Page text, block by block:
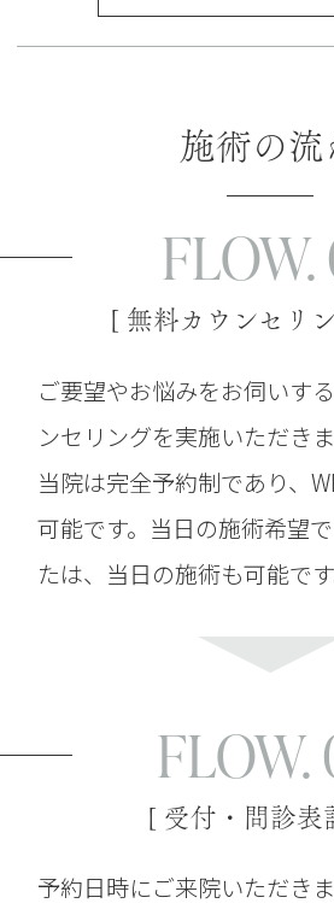
施術の流
FLOW.
[ 無料カウンセリ
ご要望やお悩みをお伺いす
ンセリングを実施いただきま
当院は完全予約制であり、
可能です。当日の施術希望
たは、当日の施術も可能です
FLOW.
[ 受付・問診表
予約日時にご来院いただき